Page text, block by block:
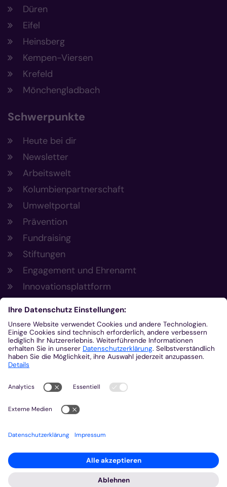
Düren
Eifel
Heinsberg
Kempen-Viersen
Krefeld
Mönchengladbach
Schwerpunkte
Heute bei dir
Newsletter
Arbeitswelt
Kolumbienpartnerschaft
Umweltportal
Prävention
Fundraising
Stiftungen
Engagement und Ehrenamt
Innovationsplattform
Aus der Plattform
Nachrichten
Veranstaltungen
Gottesdienste
Stellenangebote
Kirchenzeitung
Amtsblatt (Kirchlicher Anzeiger)
Rechtsdatenbank
Meldestelle gemäß Hinweisgeberschutzgesetz